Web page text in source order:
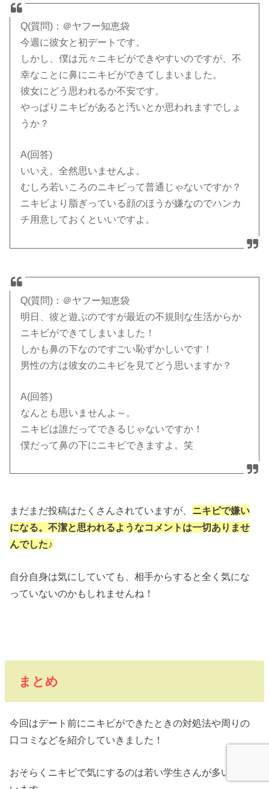
Q(質問)：＠ヤフー知恵袋
今週に彼女と初デートです。
しかし、僕は元々ニキビができやすいのですが、不
幸なことに鼻にニキビができてしまいました。
彼女にどう思われるか不安です。
やっぱりニキビがあると汚いとか思われますでしょ
うか？
A(回答)
いいえ。全然思いませんよ。
むしろ若いころのニキビって普通じゃないですか？
ニキビより脂ぎっている顔のほうが嫌なのでハンカ
チ用意しておくといいですよ。
Q(質問)：＠ヤフー知恵袋
明日、彼と遊ぶのですが最近の不規則な生活からか
ニキビができてしまいました！
しかも鼻の下なのですごい恥ずかしいです！
男性の方は彼女のニキビを見てどう思いますか？
A(回答)
なんとも思いませんよ～。
ニキビは誰だってできるじゃないですか！
僕だって鼻の下にニキビできますよ。笑
まだまだ投稿はたくさんされていますが、 ニキビで嫌い
になる。不潔と思われるようなコメントは一切ありませ
んでした♪
自分自身は気にしていても、相手からすると全く気にな
っていないのかもしれませんね！
まとめ
今回はデート前にニキビができたときの対処法や周りの
口コミなどを紹介していきました！
おそらくニキビで気にするのは若い学生さんが多いと思